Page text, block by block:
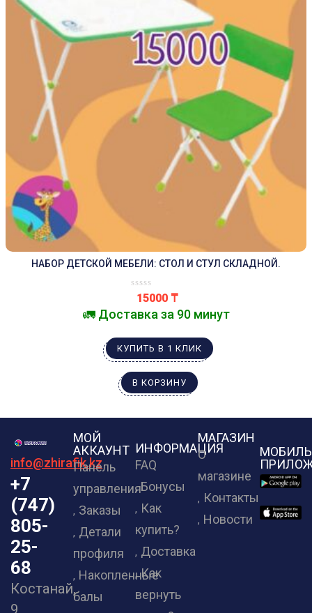
НАБОР ДЕТСКОЙ МЕБЕЛИ: СТОЛ И СТУЛ СКЛАДНОЙ.
15000 ₸
🚛 Доставка за 90 минут
КУПИТЬ В 1 КЛИК
В КОРЗИНУ
info@zhirafik.kz
+7
(747)
805-
25-
68
Костанай,
9
МОЙ
АККАУНТ
Панель
управления
Заказы
Детали
профиля
Накопленные
балы
ИНФОРМАЦИЯ
FAQ
Бонусы
Как
купить?
Доставка
Как
вернуть
МАГАЗИН
О
магазине
Контакты
Новости